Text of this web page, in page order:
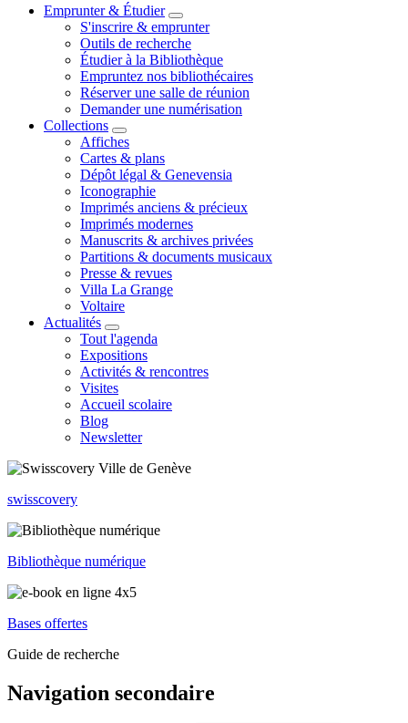
Emprunter & Étudier
S'inscrire & emprunter
Outils de recherche
Étudier à la Bibliothèque
Empruntez nos bibliothécaires
Réserver une salle de réunion
Demander une numérisation
Collections
Affiches
Cartes & plans
Dépôt légal & Genevensia
Iconographie
Imprimés anciens & précieux
Imprimés modernes
Manuscrits & archives privées
Partitions & documents musicaux
Presse & revues
Villa La Grange
Voltaire
Actualités
Tout l'agenda
Expositions
Activités & rencontres
Visites
Accueil scolaire
Blog
Newsletter
swisscovery
Bibliothèque numérique
Bases offertes
Guide de recherche
Navigation secondaire